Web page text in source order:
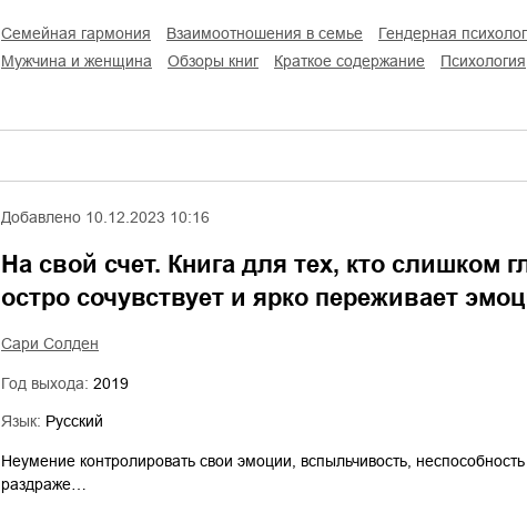
семейная гармония взаимоотношения в семье гендерная
мужчина и женщина
обзоры книг краткое содержание психология
Добавлено 10.12.2023 10:16
На свой счет. Книга для тех, кто слишком
остро сочувствует и ярко переживает
Сари Солден
Год выхода: 2019
Язык: Русский
Неумение контролировать свои эмоции, вспыльчивость,
раздраже…